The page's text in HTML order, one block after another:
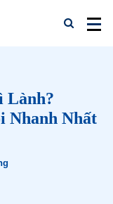
Lành?
Nhanh Nhất